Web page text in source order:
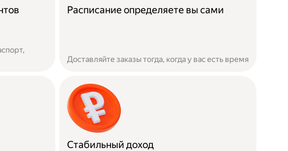
Расписание определяете вы сами
Доставляйте заказы тогда, когда у вас есть время
Стабильный доход